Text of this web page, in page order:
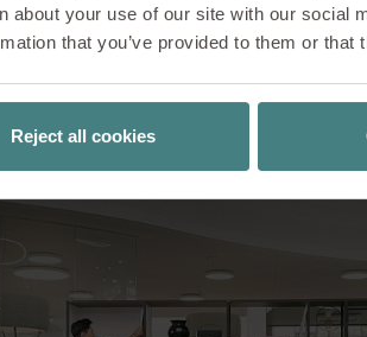
about your use of our site with our social
that you’ve provided to them or
Reject all cookies
Arbeitswelten leben von
das Bedürfnis nach
oder vertrauliche
als Alternative zu zusätzlichen